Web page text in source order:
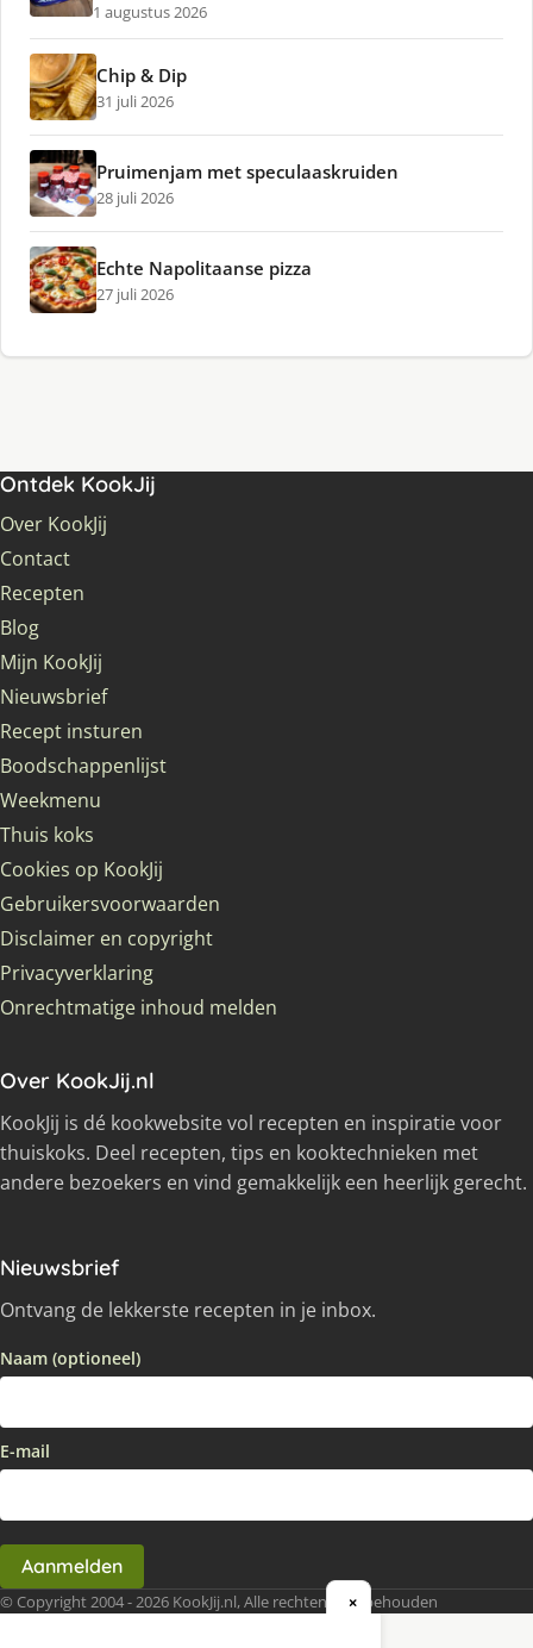
1 augustus 2026
Chip & Dip
31 juli 2026
Pruimenjam met speculaaskruiden
28 juli 2026
Echte Napolitaanse pizza
27 juli 2026
Ontdek KookJij
Over KookJij
Contact
Recepten
Blog
Mijn KookJij
Nieuwsbrief
Recept insturen
Boodschappenlijst
Weekmenu
Thuis koks
Cookies op KookJij
Gebruikersvoorwaarden
Disclaimer en copyright
Privacyverklaring
Onrechtmatige inhoud melden
Over KookJij.nl
KookJij is dé kookwebsite vol recepten en inspiratie voor
thuiskoks. Deel recepten, tips en kooktechnieken met
andere bezoekers en vind gemakkelijk een heerlijk gerecht.
Nieuwsbrief
Ontvang de lekkerste recepten in je inbox.
Naam (optioneel)
E-mail
Aanmelden
© Copyright 2004 - 2026 KookJij.nl, Alle rechten voorbehouden
×